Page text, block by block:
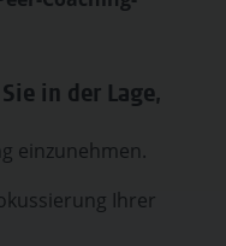
in der Lage,
einzunehmen.
Ihrer